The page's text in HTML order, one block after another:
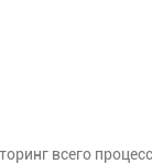
всего